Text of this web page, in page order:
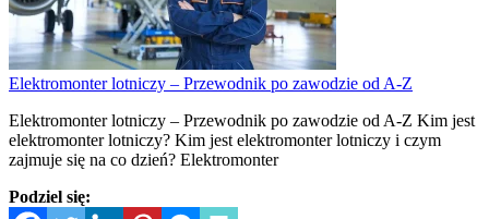
Elektromonter lotniczy – Przewodnik po zawodzie od A-Z
Elektromonter lotniczy – Przewodnik po zawodzie od A-Z Kim jest
elektromonter lotniczy? Kim jest elektromonter lotniczy i czym
zajmuje się na co dzień? Elektromonter
Podziel się: